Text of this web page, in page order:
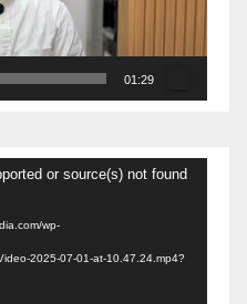
01:29
or source(s) not found
wp-
2025-07-01-at-10.47.24.mp4?